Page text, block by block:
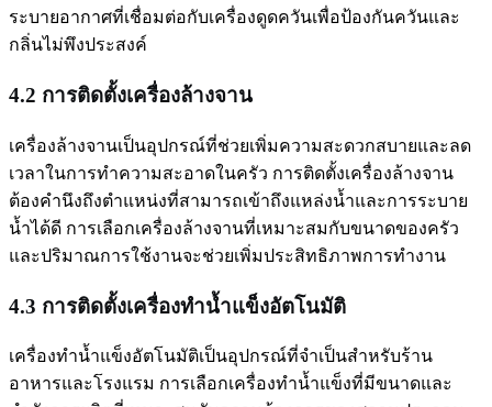
ระบายอากาศที่เชื่อมต่อกับเครื่องดูดควันเพื่อป้องกันควันและ
กลิ่นไม่พึงประสงค์
4.2 การติดตั้งเครื่องล้างจาน
เครื่องล้างจานเป็นอุปกรณ์ที่ช่วยเพิ่มความสะดวกสบายและลด
เวลาในการทำความสะอาดในครัว การติดตั้งเครื่องล้างจาน
ต้องคำนึงถึงตำแหน่งที่สามารถเข้าถึงแหล่งน้ำและการระบาย
น้ำได้ดี การเลือกเครื่องล้างจานที่เหมาะสมกับขนาดของครัว
และปริมาณการใช้งานจะช่วยเพิ่มประสิทธิภาพการทำงาน
4.3 การติดตั้งเครื่องทำน้ำแข็งอัตโนมัติ
เครื่องทำน้ำแข็งอัตโนมัติเป็นอุปกรณ์ที่จำเป็นสำหรับร้าน
อาหารและโรงแรม การเลือกเครื่องทำน้ำแข็งที่มีขนาดและ